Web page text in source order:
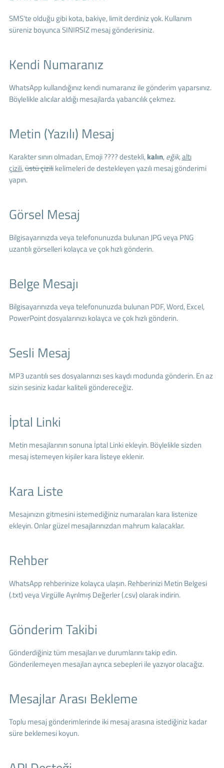
SMS'te olduğu gibi kota, bakiye, limit derdiniz yok. Kullanım
süreniz boyunca SINIRSIZ mesaj gönderirsiniz.
Kendi Numaranız
WhatsApp kullandığınız kendi numaranız ile gönderim yaparsınız.
Böylelikle alıcılar aldığı mesajlarda yabancılık çekmez.
Metin (Yazılı) Mesaj
Karakter sınırı olmadan, Emoji ???? destekli,kalın,eğik,altı
çizili,üstü çizilikelimeleri de destekleyen yazılı mesaj gönderimi
yapın.
Görsel Mesaj
Bilgisayarınızda veya telefonunuzda bulunan JPG veya PNG
uzantılı görselleri kolayca ve çok hızlı gönderin.
Belge Mesajı
Bilgisayarınızda veya telefonunuzda bulunan PDF, Word, Excel,
PowerPoint dosyalarınızı kolayca ve çok hızlı gönderin.
Sesli Mesaj
MP3 uzantılı ses dosyalarınızı ses kaydı modunda gönderin. En az
sizin sesiniz kadar kaliteli göndereceğiz.
İptal Linki
Metin mesajlarının sonuna İptal Linki ekleyin. Böylelikle sizden
mesaj istemeyen kişiler kara listeye eklenir.
Kara Liste
Mesajınızın gitmesini istemediğiniz numaraları kara listenize
ekleyin. Onlar güzel mesajlarınızdan mahrum kalacaklar.
Rehber
WhatsApp rehberinize kolayca ulaşın. Rehberinizi Metin Belgesi
(.txt) veya Virgülle Ayrılmış Değerler (.csv) olarak indirin.
Gönderim Takibi
Gönderdiğiniz tüm mesajları ve durumlarını takip edin.
Gönderilemeyen mesajları ayrıca sebepleri ile yazıyor olacağız.
Mesajlar Arası Bekleme
Toplu mesaj gönderimlerinde iki mesaj arasına istediğiniz kadar
süre beklemesi koyun.